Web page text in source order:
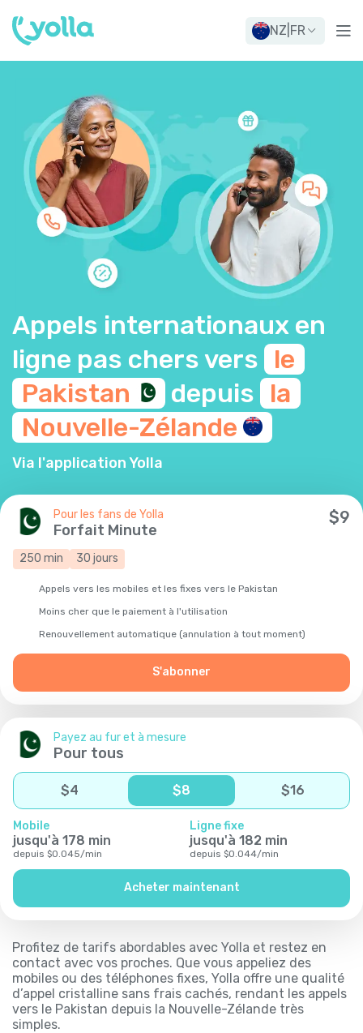
NZ FR
Appels internationaux en
ligne pas chers vers le
Pakistan
depuis la
Nouvelle-Zélande
Via l'application Yolla
Pour les fans de Yolla
Forfait Minute
$9
250 min 30 jours
Appels vers les mobiles et les fixes vers le Pakistan
Moins cher que le paiement à l'utilisation
Renouvellement automatique (annulation à tout moment)
S'abonner
Payez au fur et à mesure
Pour tous
$4 $8 $16
Mobile
jusqu'à 178 min
depuis $0.045/min
Ligne fixe
jusqu'à 182 min
depuis $0.044/min
Acheter maintenant
Profitez de tarifs abordables avec Yolla et restez en
contact avec vos proches. Que vous appeliez des
mobiles ou des téléphones fixes, Yolla offre une qualité
d’appel cristalline sans frais cachés, rendant les appels
vers le Pakistan depuis la Nouvelle-Zélande très
simples.